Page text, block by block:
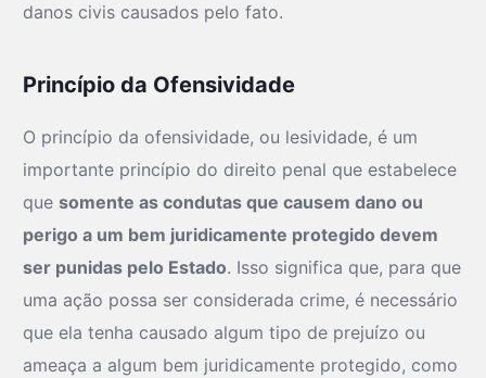
danos civis causados pelo fato.
Princípio da Ofensividade
O princípio da ofensividade, ou lesividade, é um
importante princípio do direito penal que estabelece
quesomente as condutas que causem dano ou
perigo a um bem juridicamente protegido devem
ser punidas pelo Estado. Isso significa que, para que
uma ação possa ser considerada crime, é necessário
que ela tenha causado algum tipo de prejuízo ou
ameaça a algum bem juridicamente protegido, como